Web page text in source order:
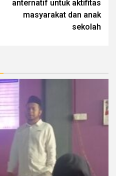
anternatif untuk aktifitas
masyarakat dan anak
sekolah